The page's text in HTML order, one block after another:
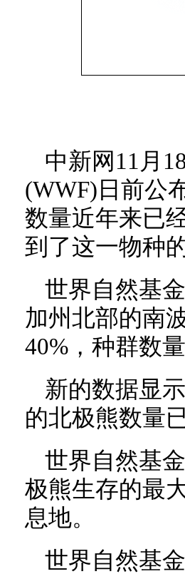
中新网11月
(WWF)日前公
数量近年来已
到了这一物种
世界自然基
加州北部的南
40%，种群数
新的数据显
的北极熊数量
世界自然基
极熊生存的最
息地。
世界自然基